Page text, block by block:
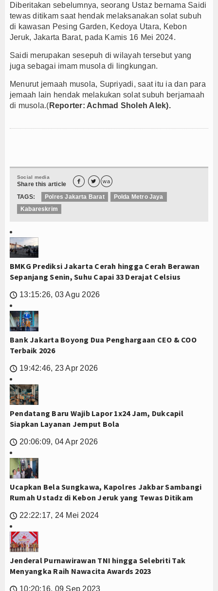
Diberitakan sebelumnya, seorang Ustaz bernama Saidi
tewas ditikam saat hendak melaksanakan solat subuh
di kawasan Pesing Garden, Kedoya Utara, Kebon
Jeruk, Jakarta Barat, pada Kamis 16 Mei 2024.
Saidi merupakan sesepuh di wilayah tersebut yang
juga sebagai imam musola di lingkungan.
Menurut jemaah musola, Supriyadi, saat itu ia dan para
jemaah lain hendak melakukan solat subuh berjamaah
di musola.( Reporter: Achmad Sholeh Alek).
Social media
Share this article   wa
TAGS: Polres Jakarta Barat
Polda Metro Jaya
Kabareskrim
BMKG Prediksi Jakarta Cerah hingga Cerah Berawan
Sepanjang Senin, Suhu Capai 33 Derajat Celsius
🕔 13:15:26, 03 Agu 2026
Bank Jakarta Boyong Dua Penghargaan CEO & COO
Terbaik 2026
🕔 19:42:46, 23 Apr 2026
Pendatang Baru Wajib Lapor 1x24 Jam, Dukcapil
Siapkan Layanan Jemput Bola
🕔 20:06:09, 04 Apr 2026
Ucapkan Bela Sungkawa, Kapolres Jakbar Sambangi
Rumah Ustadz di Kebon Jeruk yang Tewas Ditikam
🕔 22:22:17, 24 Mei 2024
Jenderal Purnawirawan TNI hingga Selebriti Tak
Menyangka Raih Nawacita Awards 2023
🕔 10:20:16, 09 Sep 2023